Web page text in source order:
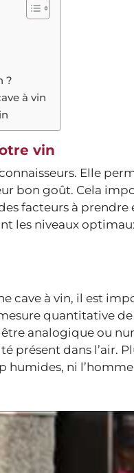
?
à vin
vin
Elle
bon goût. Cela
facteurs à prendre
les niveaux
cave à vin, il est
quantitative de
analogique ou
dans l’air.
humides, ni